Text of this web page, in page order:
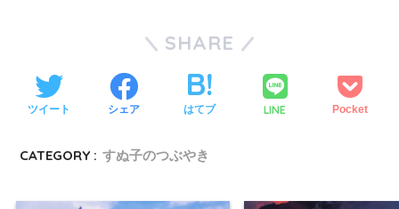
SHARE
ツイート シェア はてブ LINE Pocket
CATEGORY : すぬ子のつぶやき